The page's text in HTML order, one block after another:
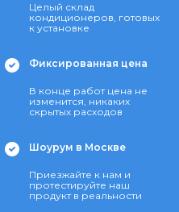
Целый склад
кондиционеров, готовых
к установке
Фиксированная цена
В конце работ цена не
изменится, никаких
скрытых расходов
Шоурум в Москве
Приезжайте к нам и
протестируйте наш
продукт в реальности